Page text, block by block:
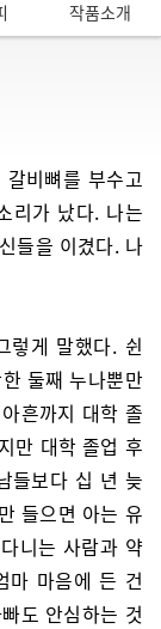
작품소개
비뼈를 부수고
리가 났다. 나는
들을 이겼다. 나
렇게 말했다. 쉰
둘째 누나뿐만
흔까지 대학 졸
만 대학 졸업 후
들보다 십 년 늦
들으면 아는 유
니는 사람과 약
마 마음에 든 건
도 안심하는 것